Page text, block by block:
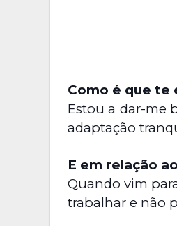
Como é que te
Estou a dar-me
adaptação
E em relação
Quando vim
trabalhar e não